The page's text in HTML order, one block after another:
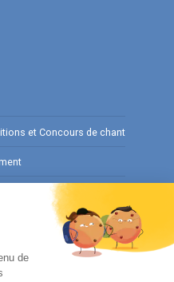
et Concours de chant